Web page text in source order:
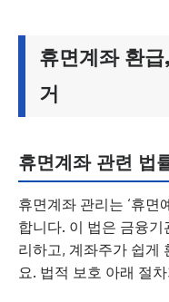
휴면계좌 환
거
휴면계좌 관련 법
휴면계좌 관리는 ‘휴면
합니다. 이 법은 금융
리하고, 계좌주가 쉽게
요. 법적 보호 아래 절